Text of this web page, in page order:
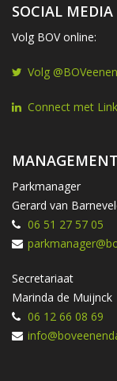
SOCIAL MEDIA
Volg BOV online:
Volg
Connect met
MANAGEMENT
Parkmanager
Gerard van
06 51 27 57 05
Secretariaat
Marinda de Muijnck
06 12 66 08 69